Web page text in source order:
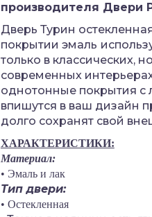
производителя Двери
Дверь Турин
покрытии эмаль
только в классических,
современных
однотонные покрытия с
впишутся в ваш дизайн
долго сохранят свой
ХАРАКТЕРИСТИКИ:
Материал:
• Эмаль и лак
Тип двери:
• Остекленная